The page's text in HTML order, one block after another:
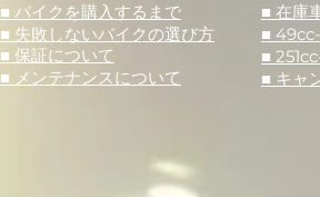
■ バイクを購入するまで
■ 失敗しないバイクの選び方
■ 保証について
■ メンテナンスについて
■ 在庫
■
■
■ キャ